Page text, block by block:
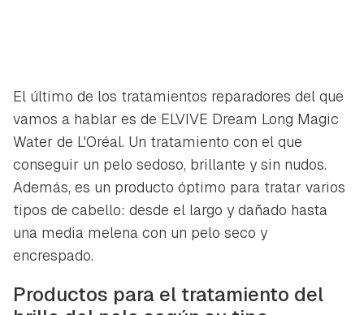
Guardar como favorito
Para poder guardar como favorito, primero has de
iniciar sesión con tu cuenta de Hogarmanía.
El último de los tratamientos reparadores del que
vamos a hablar es de ELVIVE Dream Long Magic
Water de L'Oréal. Un tratamiento con el que
conseguir un pelo sedoso, brillante y sin nudos.
Además, es un producto óptimo para tratar varios
tipos de cabello: desde el largo y dañado hasta
una media melena con un pelo seco y
encrespado.
Productos para el tratamiento del
Contenido enviado
Gracias por suscribirte a nuestro boletín.